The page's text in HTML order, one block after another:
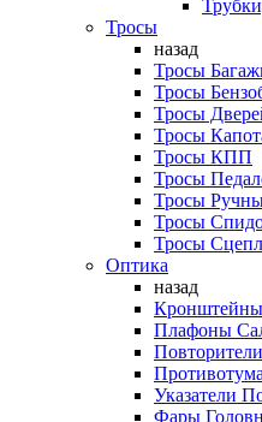
Тросы
назад
Тросы
Тросы
Тросы
Тросы
Тросы КПП
Тросы
Тросы
Тросы
Тросы
Оптика
назад
Плафоны
Указатели
Фары